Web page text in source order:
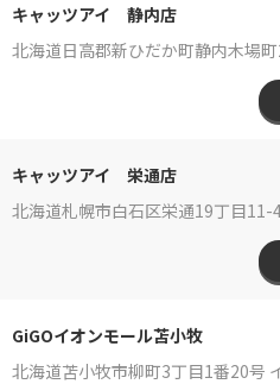
キャッツアイ 静内店
北海道日高郡新ひだか町静内木場
キャッツアイ 栄通店
北海道札幌市白石区栄通19丁目11-
GiGOイオンモール苫小牧
北海道苫小牧市柳町3丁目1番20号